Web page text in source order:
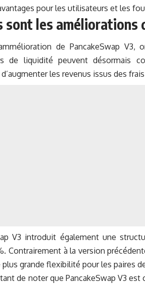
pour les utilisateurs et les
sont les améliorations
de PancakeSwap
de liquidité peuvent désormais
les revenus issus des
V3 introduit également une
Contrairement à la version
grande flexibilité pour les paires
de noter que PancakeSwap V3